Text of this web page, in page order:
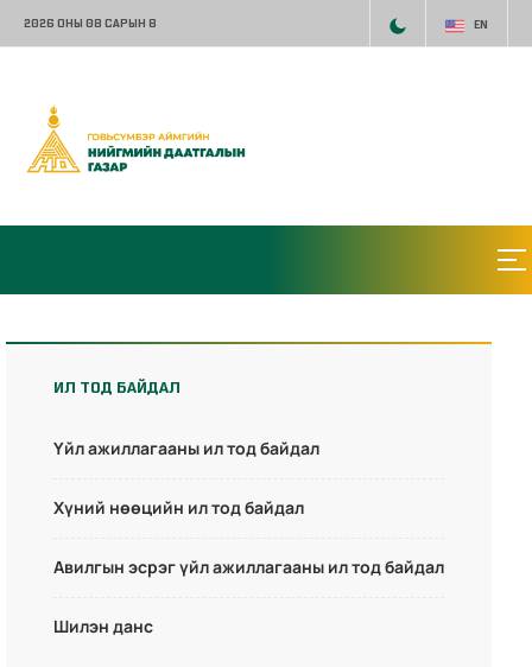
2026 ОНЫ 08 САРЫН 8 EN
ИЛ ТОД БАЙДАЛ
Үйл ажиллагааны ил тод байдал
Хүний нөөцийн ил тод байдал
Авилгын эсрэг үйл ажиллагааны ил тод байдал
Шилэн данс